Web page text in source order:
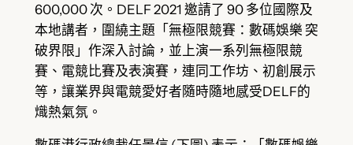
600,000 次。DELF 2021 邀請了 90 多位國際及
本地講者，圍繞主題「無極限競賽：數碼娛樂 突
破界限」作深入討論，並上演一系列無極限競
賽、電競比賽及表演賽，連同工作坊、初創展示
等，讓業界與電競愛好者隨時隨地感受DELF的
熾熱氣氛。